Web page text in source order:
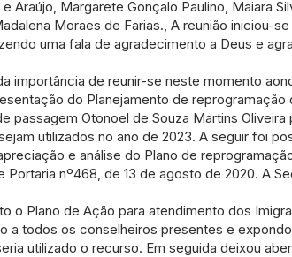
Araújo, Margarete Gonçalo Paulino, Maiara
Moraes de Farias., A reunião iniciou-
uma fala de agradecimento a Deus e
importância de reunir-se neste momento
do Planejamento de reprogramação
passagem Otonoel de Souza Martins Oliveira
utilizados no ano de 2023. A seguir foi
e análise do Plano de
Portaria nº468, de 13 de agosto de 2020. A
o Plano de Ação para atendimento dos
a todos os conselheiros presentes e
utilizado o recurso. Em seguida deixou